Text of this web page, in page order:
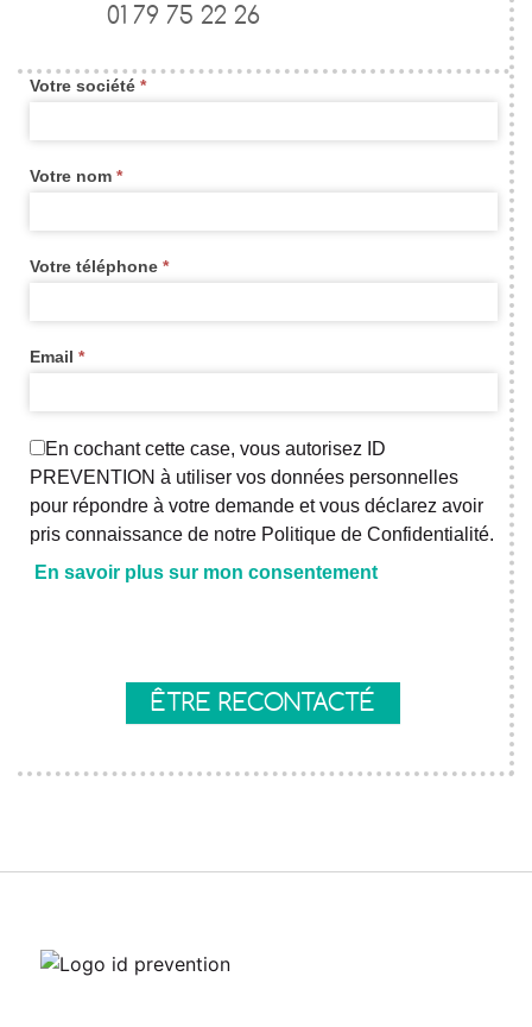
contact
01 79 75 22 26
Votre société *
Votre nom *
Votre téléphone *
Email *
En cochant cette case, vous autorisez ID
PREVENTION à utiliser vos données personnelles
pour répondre à votre demande et vous déclarez avoir
pris connaissance de notre Politique de Confidentialité.
En savoir plus sur mon consentement
ÊTRE RECONTACTÉ